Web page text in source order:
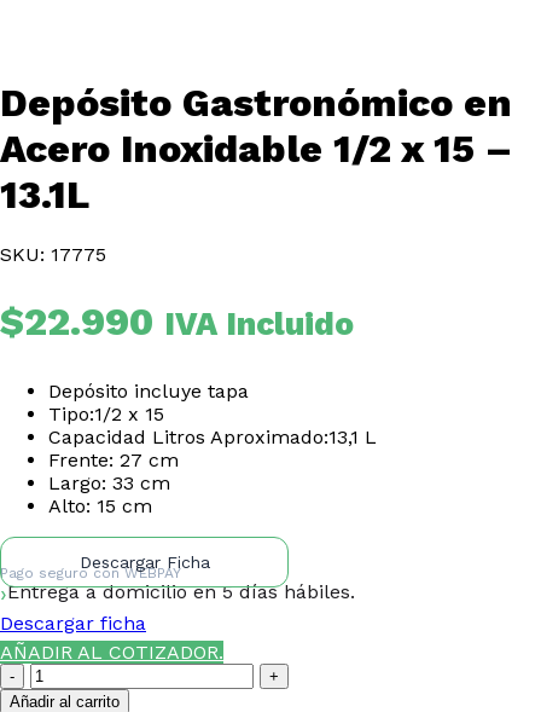
Depósito Gastronómico en
Acero Inoxidable 1/2 x 15 –
13.1L
SKU: 17775
$22.990 IVA Incluido
Depósito incluye tapa
Tipo:1/2 x 15
Capacidad Litros Aproximado:13,1 L
Frente: 27 cm
Largo: 33 cm
Alto: 15 cm
Descargar Ficha
Pago seguro conWEBPAY
Entrega a domicilio en 5 días hábiles.
Descargar ficha
AÑADIR AL COTIZADOR.
Depósito
Gastronómico
Añadir al carrito